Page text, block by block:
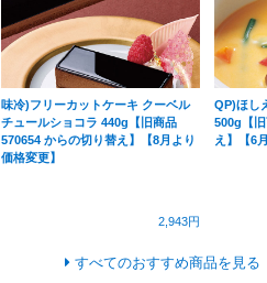
味冷)フリーカットケーキ クーベル
チュールショコラ 440g【旧商品
570654 からの切り替え】【8月より
価格変更】
2,943円
QP)ほし
500g【
え】【6
すべてのおすすめ商品を見る